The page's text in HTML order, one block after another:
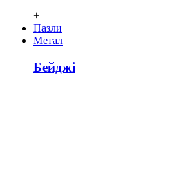
+
Пазли +
Метал
Бейджі